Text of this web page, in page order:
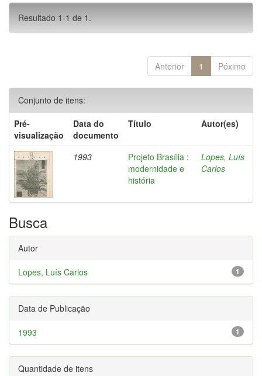
Resultado 1-1 de 1.
Anterior 1 Póximo
Conjunto de itens:
Pré-
visualização
Data do
documento
Título Autor(es)
1993
Projeto Brasília :
modernidade e
história
Lopes, Luís
Carlos
Busca
Autor
1
Lopes, Luís Carlos
Data de Publicação
1
1993
Quantidade de itens